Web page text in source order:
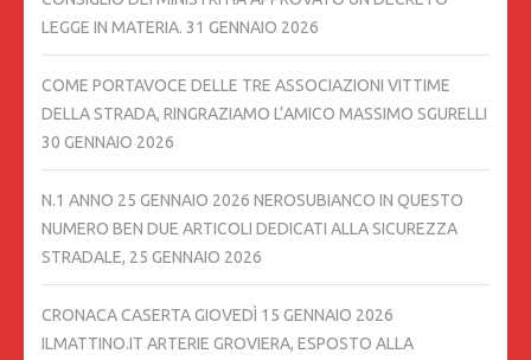
LEGGE IN MATERIA. 31 GENNAIO 2026
COME PORTAVOCE DELLE TRE ASSOCIAZIONI VITTIME
DELLA STRADA, RINGRAZIAMO L’AMICO MASSIMO SGURELLI
30 GENNAIO 2026
N.1 ANNO 25 GENNAIO 2026 NEROSUBIANCO IN QUESTO
NUMERO BEN DUE ARTICOLI DEDICATI ALLA SICUREZZA
STRADALE, 25 GENNAIO 2026
CRONACA CASERTA GIOVEDÌ 15 GENNAIO 2026
ILMATTINO.IT ARTERIE GROVIERA, ESPOSTO ALLA